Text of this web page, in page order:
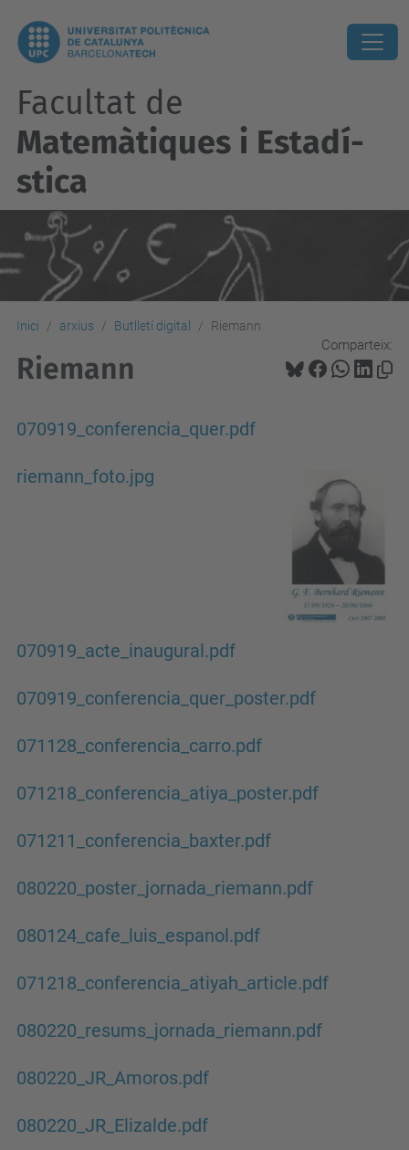
Facultat de
Matemàtiques i Estadí­
stica
Inici arxius Butlletí digital Riemann
Comparteix:
Riemann
070919_conferencia_quer.pdf
riemann_foto.jpg
070919_acte_inaugural.pdf
070919_conferencia_quer_poster.pdf
071128_conferencia_carro.pdf
071218_conferencia_atiya_poster.pdf
071211_conferencia_baxter.pdf
080220_poster_jornada_riemann.pdf
080124_cafe_luis_espanol.pdf
071218_conferencia_atiyah_article.pdf
080220_resums_jornada_riemann.pdf
080220_JR_Amoros.pdf
080220_JR_Elizalde.pdf